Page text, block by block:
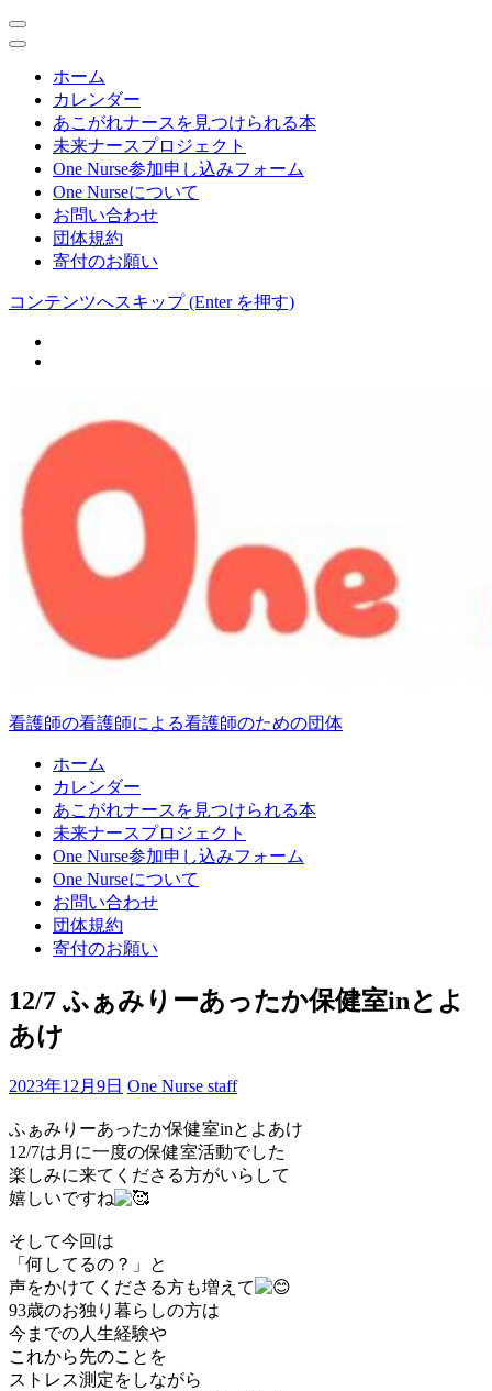
ホーム
カレンダー
あこがれナースを見つけられる本
未来ナースプロジェクト
One Nurse参加申し込みフォーム
One Nurseについて
お問い合わせ
団体規約
寄付のお願い
コンテンツへスキップ (Enter を押す)
看護師の看護師による看護師のための団体
ホーム
カレンダー
あこがれナースを見つけられる本
未来ナースプロジェクト
One Nurse参加申し込みフォーム
One Nurseについて
お問い合わせ
団体規約
寄付のお願い
12/7 ふぁみりーあったか保健室inとよ
あけ
2023年12月9日 One Nurse staff
ふぁみりーあったか保健室inとよあけ
12/7は月に一度の保健室活動でした
楽しみに来てくださる方がいらして
嬉しいですね
そして今回は
「何してるの？」と
声をかけてくださる方も増えて
93歳のお独り暮らしの方は
今までの人生経験や
これから先のことを
ストレス測定をしながら